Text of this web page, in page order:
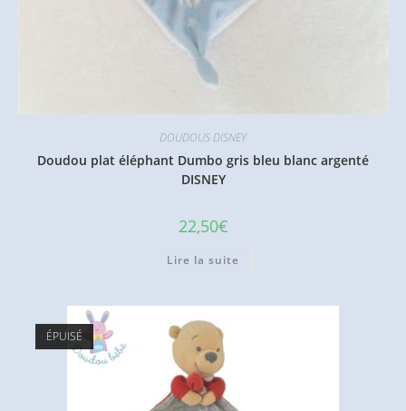
DOUDOUS DISNEY
Doudou plat éléphant Dumbo gris bleu blanc argenté
DISNEY
22,50€
Lire la suite
ÉPUISÉ